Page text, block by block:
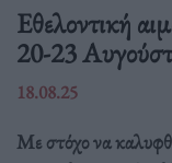
Eθελοντική
20-23
18.08.25
Με στόχο να